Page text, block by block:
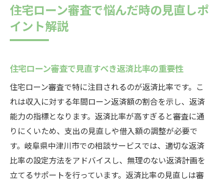
住宅ローン審査で悩んだ時の見直しポ
イント解説
住宅ローン審査で見直すべき返済比率の重要性
住宅ローン審査で特に注目されるのが返済比率です。こ
れは収入に対する年間ローン返済額の割合を示し、返済
能力の指標となります。返済比率が高すぎると審査に通
りにくいため、支出の見直しや借入額の調整が必要で
す。岐阜県中津川市での相談サービスでは、適切な返済
比率の設定方法をアドバイスし、無理のない返済計画を
立てるサポートを行っています。返済比率の見直しは審